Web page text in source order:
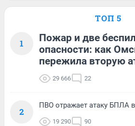
ТОП 5
1
Пожар и две
опасности: как
пережила вторую
29 666 22
2
ПВО отражает атаку БПЛА
19 290 90